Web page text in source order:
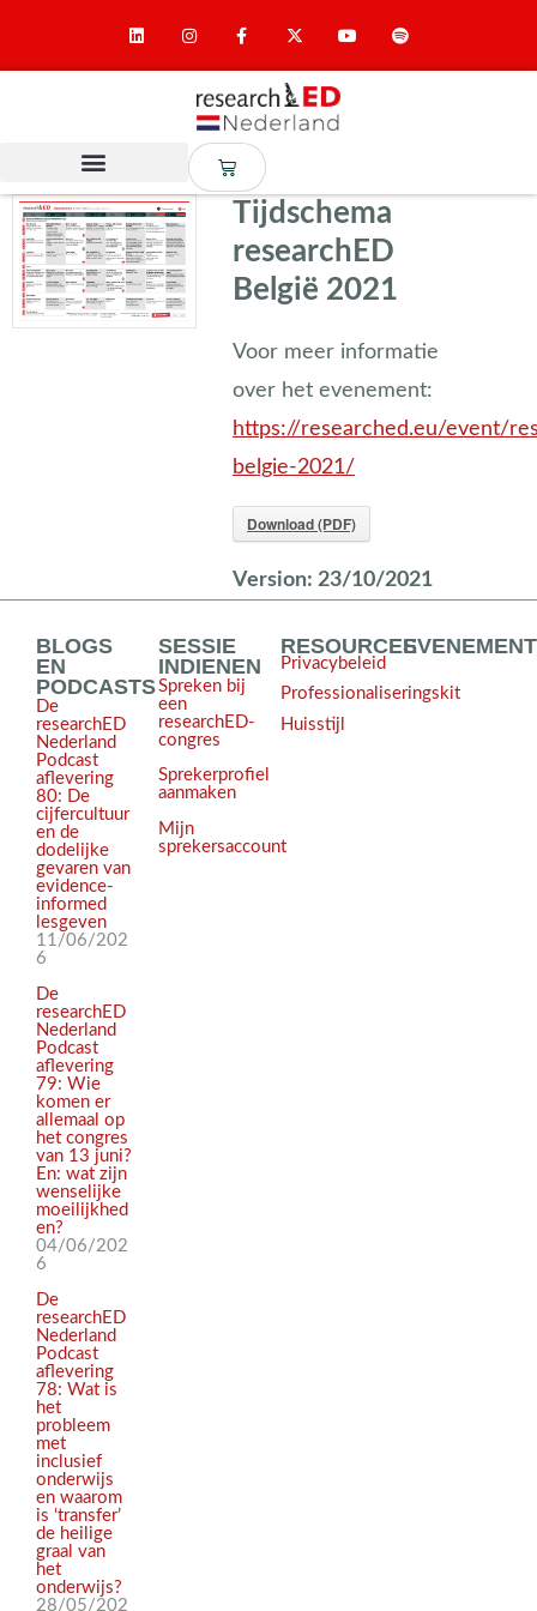
Tijdschema
researchED
België 2021
Voor meer informatie
over het evenement:
https://researched.eu/event/
belgie-2021/
Download (PDF)
Version: 23/10/2021
BLOGS
EN
PODCASTS
De
researchED
Nederland
Podcast
aflevering
80: De
cijfercultuur
en de
dodelijke
gevaren van
evidence-
informed
lesgeven
11/06/202
6
De
researchED
Nederland
Podcast
aflevering
79: Wie
komen er
allemaal op
het congres
van 13 juni?
En: wat zijn
wenselijke
moeilijkhed
en?
04/06/202
6
De
researchED
Nederland
Podcast
aflevering
78: Wat is
het
probleem
met
inclusief
onderwijs
en waarom
is ‘transfer’
de heilige
graal van
het
onderwijs?
28/05/202
SESSIE
INDIENEN
Spreken bij
een
researchED-
congres
Sprekerprofiel
aanmaken
Mijn
sprekersaccount
RESOURCES
Privacybeleid
Professionaliseringskit
Huisstijl